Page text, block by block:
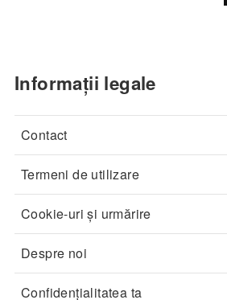
Informații legale
Contact
Termeni de utilizare
Cookie-uri și urmărire
Despre noi
Confidențialitatea ta